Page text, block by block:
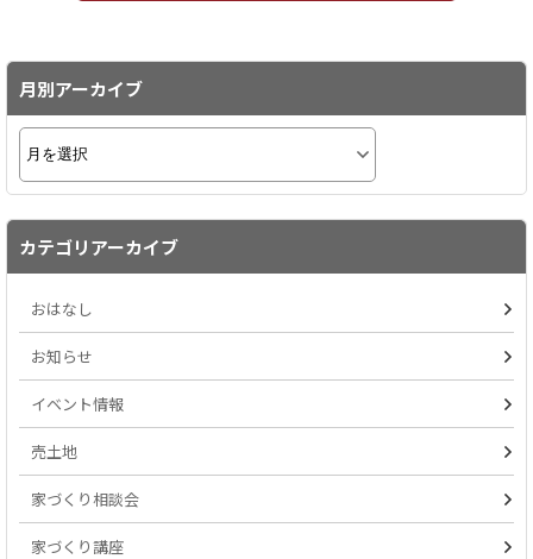
月別アーカイブ
カテゴリアーカイブ
おはなし
お知らせ
イベント情報
売土地
家づくり相談会
家づくり講座